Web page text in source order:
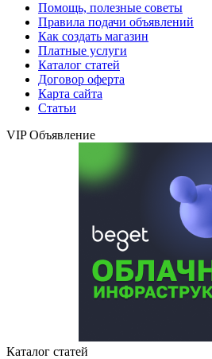
Помощь, полезные советы
Правила подачи объявлений
Как создать магазин
Платные услуги
Каталог статей
Договор оферта
Карта сайта
Статьи
VIP Объявление
Каталог статей